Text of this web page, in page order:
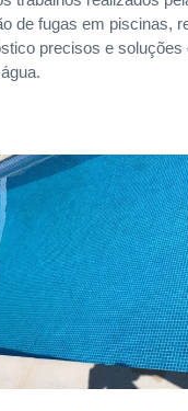
de fugas em piscinas,
precisos e soluções